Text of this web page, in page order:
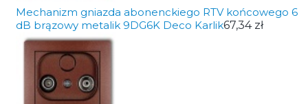
Mechanizm gniazda abonenckiego RTV końcowego 6
dB brązowy metalik 9DG6K Deco Karlik67,34 zł